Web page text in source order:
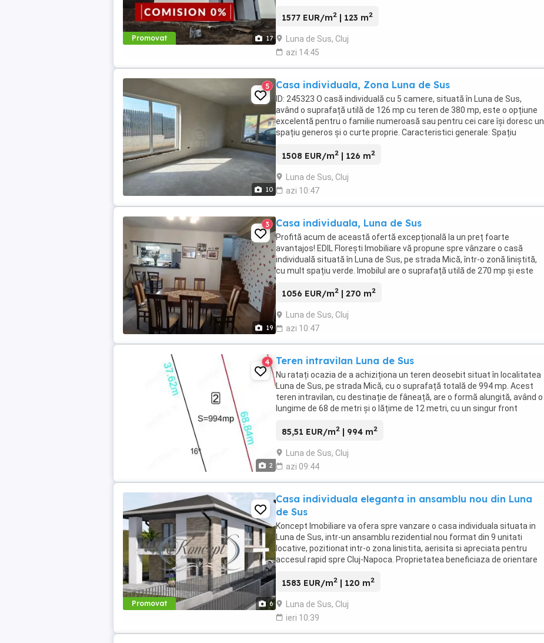
Promovat 17
1577 EUR/m2 | 123 m2
Luna de Sus, Cluj
azi 14:45
10
5 Casa individuala, Zona Luna de Sus
ID: 245323 O casă individuală cu 5 camere, situată în Luna de Sus,
având o suprafață utilă de 126 mp cu teren de 380 mp, este o opțiune
excelentă pentru o familie numeroasă sau pentru cei care își doresc un
spațiu generos și o curte proprie. Caracteristici generale: Spațiu
1508 EUR/m2 | 126 m2
Luna de Sus, Cluj
azi 10:47
19
3 Casa individuala, Luna de Sus
Profită acum de această ofertă excepțională la un preț foarte
avantajos! EDIL Florești Imobiliare vă propune spre vânzare o casă
individuală situată în Luna de Sus, pe strada Mică, într-o zonă liniștită,
cu mult spațiu verde. Imobilul are o suprafață utilă de 270 mp și este
1056 EUR/m2 | 270 m2
Luna de Sus, Cluj
azi 10:47
2
4 Teren intravilan Luna de Sus
Nu ratați ocazia de a achiziționa un teren deosebit situat în localitatea
Luna de Sus, pe strada Mică, cu o suprafață totală de 994 mp. Acest
teren intravilan, cu destinație de fâneață, are o formă alungită, având o
lungime de 68 de metri și o lățime de 12 metri, cu un singur front
85,51 EUR/m2 | 994 m2
Luna de Sus, Cluj
azi 09:44
Promovat 6
Casa individuala eleganta in ansamblu nou din Luna
de Sus
Koncept Imobiliare va ofera spre vanzare o casa individuala situata in
Luna de Sus, intr-un ansamblu rezidential nou format din 9 unitati
locative, pozitionat intr-o zona linistita, aerisita si apreciata pentru
accesul rapid spre Cluj-Napoca. Proprietatea beneficiaza de orientare
1583 EUR/m2 | 120 m2
Luna de Sus, Cluj
ieri 10:39